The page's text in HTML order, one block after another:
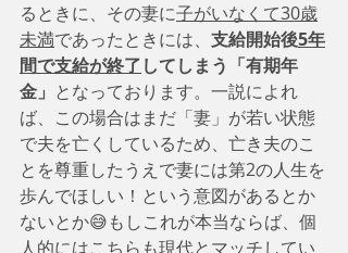
るときに、その妻に子がいなくて30歳
未満であったときには、 支給開始後5年
間で支給が終了してしまう「有期年
金」 となっております。一説によれ
ば、この場合はまだ「妻」が若い状態
で夫を亡くしているため、亡き夫のこ
とを尊重したうえで妻には第2の人生を
歩んでほしい！という意図があるとか
ないとか😅もしこれが本当ならば、個
人的にはこちらも現代とマッチしてい